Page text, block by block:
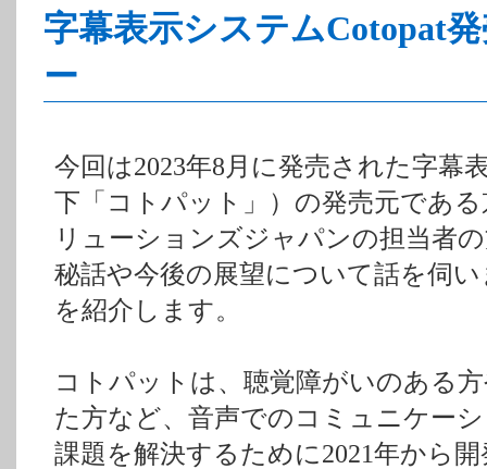
字幕表示システムCotopat
ー
今回は2023年8月に発売された字幕
下「コトパット」）の発売元であ
リューションズジャパンの担当者
秘話や今後の展望について話を伺
を紹介します。
コトパットは、聴覚障がいのある
た方など、音声でのコミュニケー
課題を解決するために2021年から